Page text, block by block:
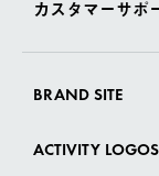
カスタマーサポ
BRAND SITE
ACTIVITY LOGOS